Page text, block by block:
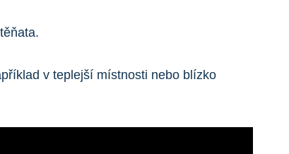
v teplejší místnosti nebo blízko